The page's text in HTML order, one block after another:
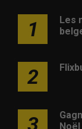
1
Les
2